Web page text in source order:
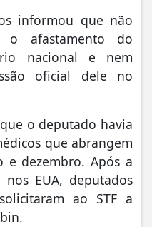
informou que não
o afastamento do
nacional e nem
oficial dele no
o deputado havia
que abrangem
e dezembro. Após a
EUA, deputados
ao STF a